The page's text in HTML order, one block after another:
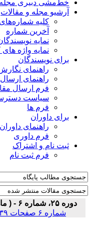
خط‌مشی دبیری مجله
آرشیو مجله و مقالات
کلیه شماره‌های
آخرین شماره
نمایه نویسندگان
نمایه واژه های
برای نویسندگان
راهنمای نگارش
راهنمای ارسال
فرم ارسال
سیاست دسترسی
فرم ها
برای داوران
راهنمای داوران
فرم داوری
ثبت نام و اشتراک
فرم ثبت نام
دوره ۲۵، شماره ۶ - ( ماهنامه شهریور ۱۳۹۳ )
شماره ۶ صفحات ۵۳۹-۵۳۱